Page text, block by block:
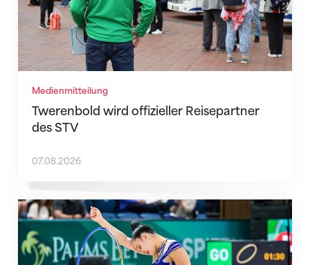
Medienmitteilung
Twerenbold wird offizieller Reisepartner
des STV
07.08.2026
Nächster Halt: Weltmeisterschaft